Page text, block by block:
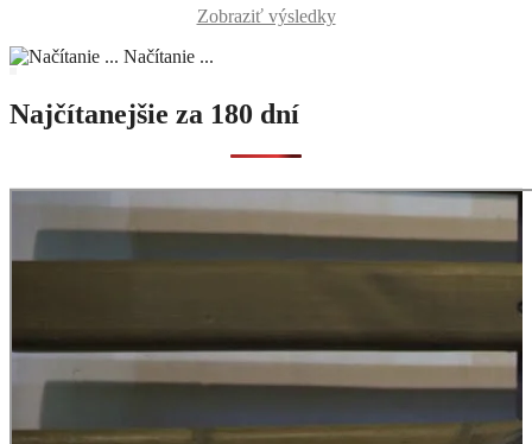
Zobraziť výsledky
Načítanie ...
Najčítanejšie za 180 dní